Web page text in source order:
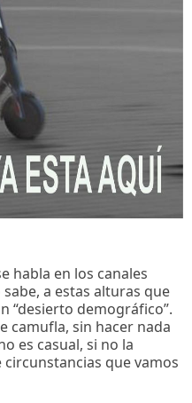
habla en los canales
a estas alturas que
“desierto demográfico”.
camufla, sin hacer nada
es casual, si no la
que vamos